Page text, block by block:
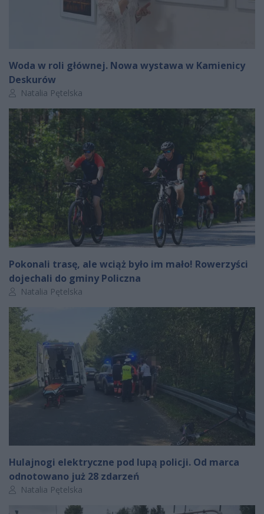
Woda w roli głównej. Nowa wystawa w Kamienicy
Deskurów
Autor artykułu:
Natalia Pętelska
Pokonali trasę, ale wciąż było im mało! Rowerzyści
dojechali do gminy Policzna
Autor artykułu:
Natalia Pętelska
Hulajnogi elektryczne pod lupą policji. Od marca
odnotowano już 28 zdarzeń
Autor artykułu:
Natalia Pętelska